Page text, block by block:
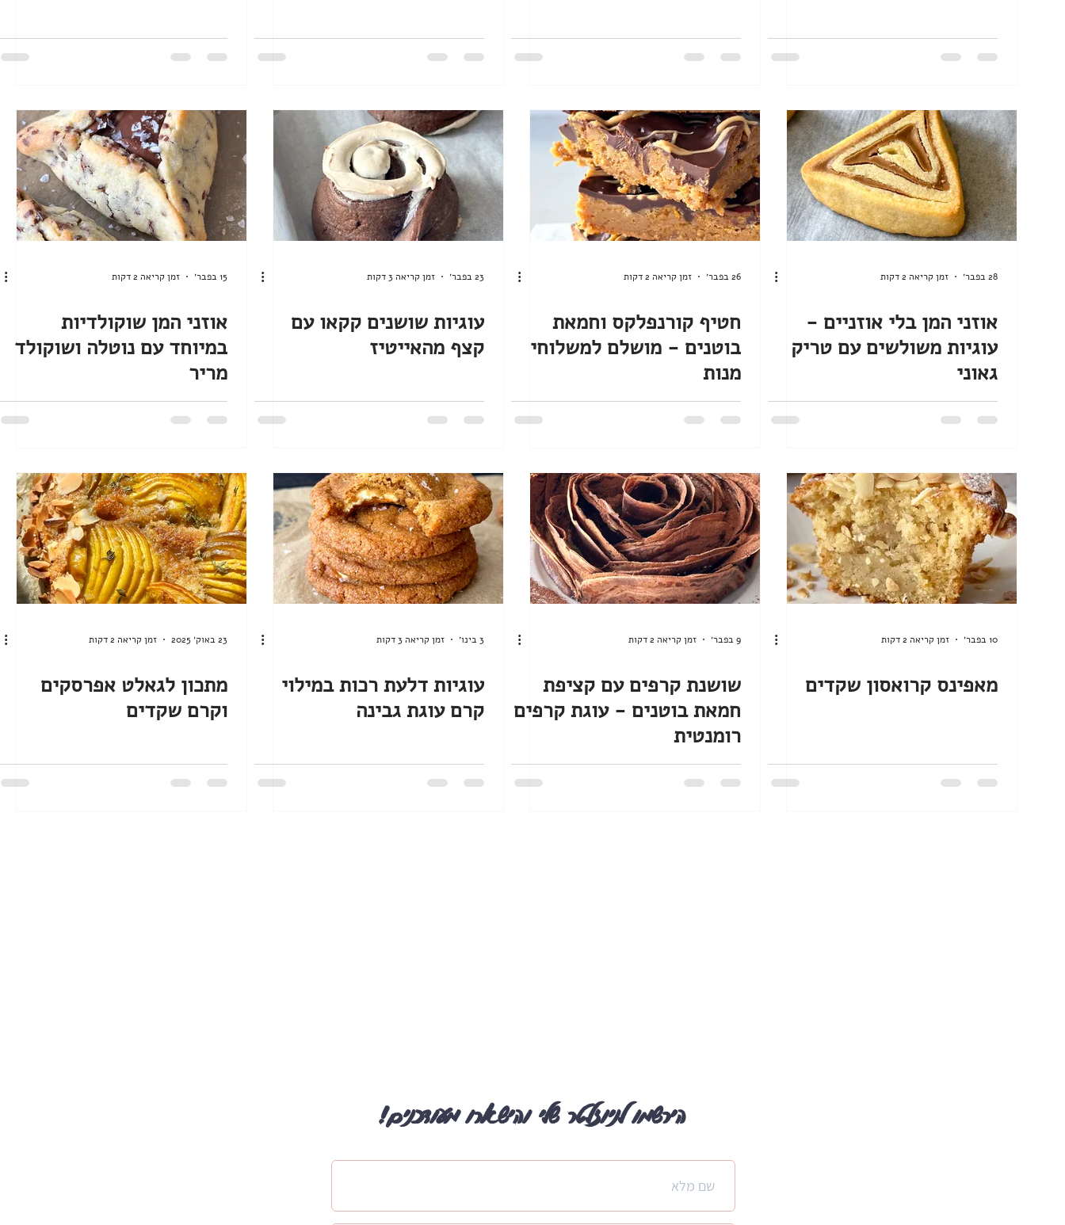
28 בפבר׳ זמן קריאה 2 דקות
אוזני המן בלי אוזניים -
עוגיות משולשים עם טריק
גאוני
26 בפבר׳ זמן קריאה 2 דקות
חטיף קורנפלקס וחמאת
בוטנים - מושלם למשלוחי
מנות
23 בפבר׳ זמן קריאה 3 דקות
עוגיות שושנים קקאו עם
קצף מהאייטיז
15 בפבר׳ זמן קריאה 2 דקות
אוזני המן שוקולדיות
במיוחד עם נוטלה ושוקולד
מריר
10 בפבר׳ זמן קריאה 2 דקות
מאפינס קרואסון שקדים
9 בפבר׳ זמן קריאה 2 דקות
שושנת קרפים עם קציפת
חמאת בוטנים - עוגת קרפים
רומנטית
3 בינו׳ זמן קריאה 3 דקות
עוגיות דלעת רכות במילוי
קרם עוגת גבינה
23 באוק׳ 2025 זמן קריאה 2 דקות
מתכון לגאלט אפרסקים
וקרם שקדים
הירשמו לניוזלטר שלי והישארו מעודכנים!